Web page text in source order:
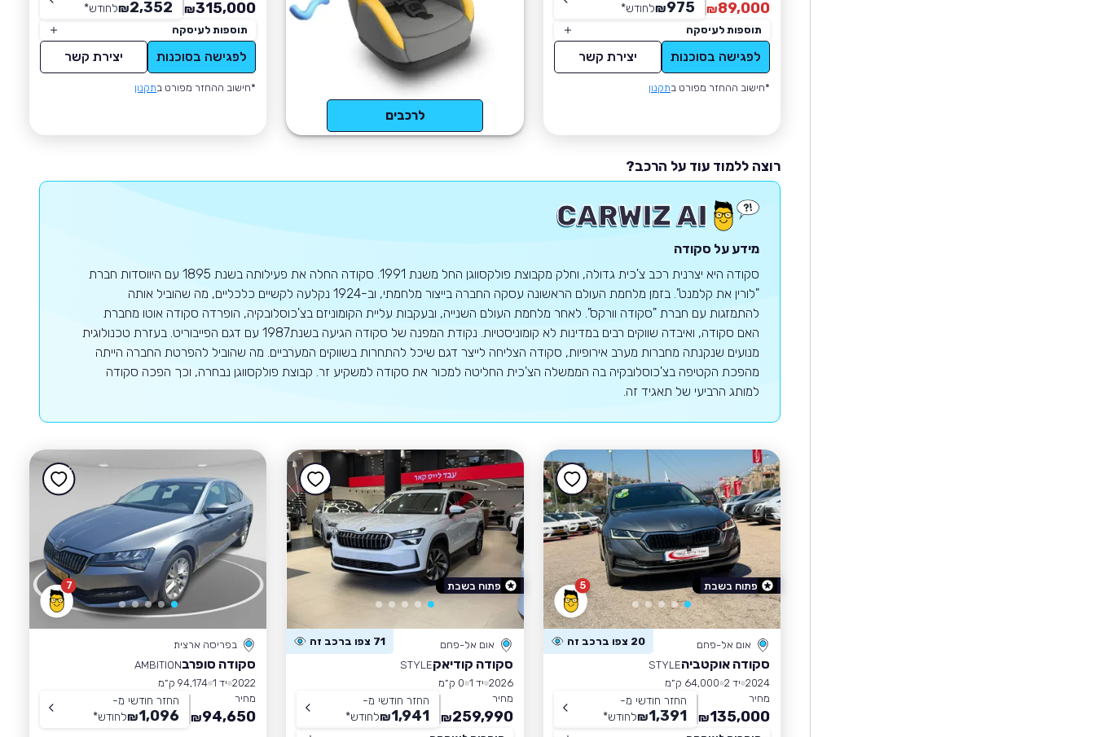
89,000
₪
975
₪לחודש*
תוספות לעיסקה
לפגישה בסוכנות יצירת קשר
*חישוב ההחזר מפורט בתקנון
לרכבים
315,000
₪
2,352
₪לחודש*
תוספות לעיסקה
לפגישה בסוכנות יצירת קשר
*חישוב ההחזר מפורט בתקנון
רוצה ללמוד עוד על הרכב?
מידע על סקודה
סקודה היא יצרנית רכב צ'כית גדולה, וחלק מקבוצת פולקסווגן החל משנת 1991. סקודה החלה את פעילותה בשנת 1895 עם היווסדות חברת
"לורין את קלמנט". בזמן מלחמת העולם הראשונה עסקה החברה בייצור מלחמתי, וב-1924 נקלעה לקשיים כלכליים, מה שהוביל אותה
להתמזגות עם חברת "סקודה וורקס". לאחר מלחמת העולם השנייה, ובעקבות עליית הקומוניזם בצ'כוסלובקיה, הופרדה סקודה אוטו מחברת
האם סקודה, ואיבדה שווקים רבים במדינות לא קומוניסטיות. נקודת המפנה של סקודה הגיעה בשנת1987 עם דגם הפייבוריט. בעזרת טכנולוגית
מנועים שנקנתה מחברות מערב אירופיות, סקודה הצליחה לייצר דגם שיכל להתחרות בשווקים המערביים. מה שהוביל להפרטת החברה הייתה
מהפכת הקטיפה בצ'כוסלובקיה בה הממשלה הצ'כית החליטה למכור את סקודה למשקיע זר. קבוצת פולקסווגן נבחרה, וכך הפכה סקודה
למותג הרביעי של תאגיד זה.
5
אום אל-פחם 20 צפו ברכב זה
סקודה אוקטביהSTYLE
2024 יד 2
64,000 ק״מ
מחיר
135,000
₪
החזר חודשי מ-
1,391
₪לחודש*
פתוח בשבת
אום אל-פחם 71 צפו ברכב זה
סקודה קודיאקSTYLE
2026 יד 1
0 ק״מ
מחיר
259,990
₪
החזר חודשי מ-
1,941
₪לחודש*
פתוח בשבת 7
בפריסה ארצית
סקודה סופרבAMBITION
2022 יד 1
94,174 ק״מ
מחיר
94,650
₪
החזר חודשי מ-
1,096
₪לחודש*